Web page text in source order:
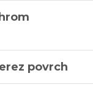
povrch